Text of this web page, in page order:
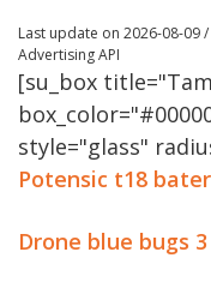
Last update on 2026-08-09
Advertising API
[su_box
style="glass"
Potensic t18
Drone blue bugs 3